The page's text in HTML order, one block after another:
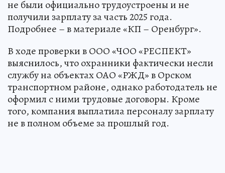
не были официально трудоустроены и не
получили зарплату за часть 2025 года.
Подробнее – в материале «КП – Оренбург».
В ходе проверки в ООО «ЧОО «РЕСПЕКТ»
выяснилось, что охранники фактически несли
службу на объектах ОАО «РЖД» в Орском
транспортном районе, однако работодатель не
оформил с ними трудовые договоры. Кроме
того, компания выплатила персоналу зарплату
не в полном объеме за прошлый год.